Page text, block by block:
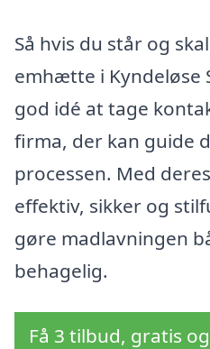
Så hvis du står og
emhætte i Kyndeløse
god idé at tage
firma, der kan guide
processen. Med
effektiv, sikker og
gøre madlavningen
behagelig.
Få 3 tilbud, gratis